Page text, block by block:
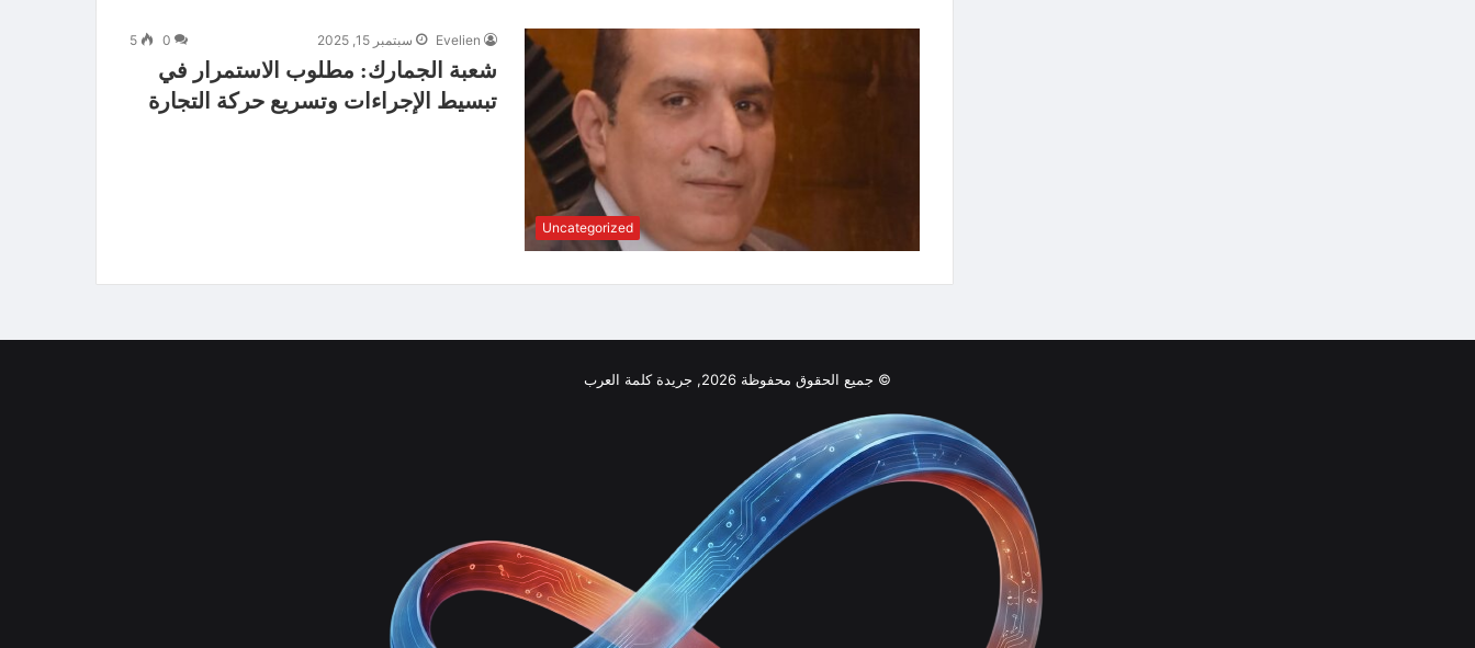
Uncategorized
Evelien سبتمبر 15, 2025 0
5
شعبة الجمارك: مطلوب الاستمرار في
تبسيط الإجراءات وتسريع حركة التجارة
© جميع الحقوق محفوظة 2026, جريدة كلمة العرب